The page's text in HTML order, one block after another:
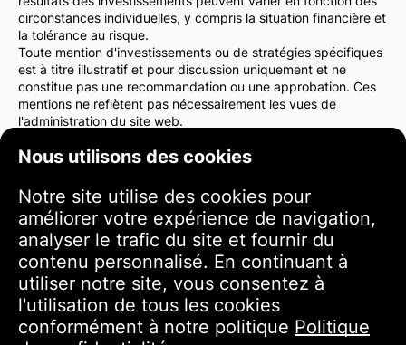
Nous utilisons des cookies
Notre site utilise des cookies pour
améliorer votre expérience de navigation,
analyser le trafic du site et fournir du
contenu personnalisé. En continuant à
utiliser notre site, vous consentez à
l'utilisation de tous les cookies
conformément à notre politique Politique
circonstances individuelles, y compris la situation financière et
la tolérance au risque.
Toute mention d'investissements ou de stratégies spécifiques
est à titre illustratif et pour discussion uniquement et ne
constitue pas une recommandation ou une approbation. Ces
mentions ne reflètent pas nécessairement les vues de
l'administration du site web.
financier ou un avocat avant de prendre des décisions
d'investissement et des risques qui y sont associés.
En utilisant ce site web, vous acceptez que l'administration du
site web ne soit pas responsable des pertes ou dommages
directs ou indirects résultant de l'utilisation des informations
fournies sur le site.
Veuillez faire preuve de prudence et de soin lorsque vous
prenez des décisions d'investissement.
Conditions d'utilisation